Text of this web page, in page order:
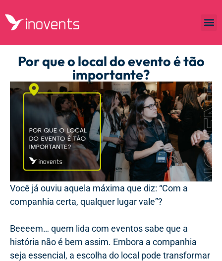
Por que o local do evento é tão
importante?
Você já ouviu aquela máxima que diz: “Com a
companhia certa, qualquer lugar vale”?
Beeeem… quem lida com eventos sabe que a
história não é bem assim. Embora a companhia
seja essencial, a escolha do local pode transformar